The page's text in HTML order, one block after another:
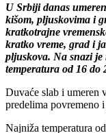
U Srbiji danas
kišom, pljuskovima i
kratkotrajne
kratko vreme, grad i
pljuskova. Na snazi
temperatura od 16 do
Duvaće slab i umeren
predelima povremeno
Najniža temperatura od